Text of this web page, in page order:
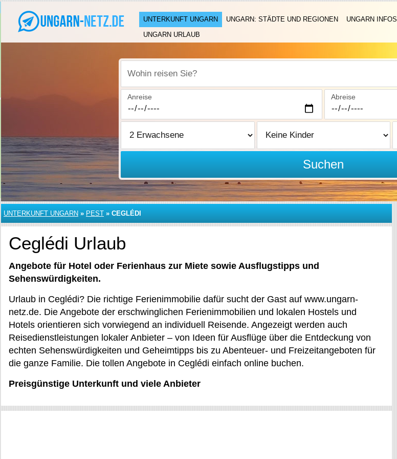
UNTERKUNFT UNGARN UNGARN: STÄDTE UND REGIONEN
UNGARN INFOS
UNGARN URLAUB
Wohin reisen Sie?
Anreise Abreise
Suchen
UNTERKUNFT UNGARN » PEST » CEGLÉDI
Ceglédi Urlaub
Angebote für Hotel oder Ferienhaus zur Miete sowie Ausflugstipps und
Sehenswürdigkeiten.
Urlaub in Ceglédi? Die richtige Ferienimmobilie dafür sucht der Gast auf www.ungarn-
netz.de. Die Angebote der erschwinglichen Ferienimmobilien und lokalen Hostels und
Hotels orientieren sich vorwiegend an individuell Reisende. Angezeigt werden auch
Reisedienstleistungen lokaler Anbieter – von Ideen für Ausflüge über die Entdeckung von
echten Sehenswürdigkeiten und Geheimtipps bis zu Abenteuer- und Freizeitangeboten für
die ganze Familie. Die tollen Angebote in Ceglédi einfach online buchen.
Preisgünstige Unterkunft und viele Anbieter